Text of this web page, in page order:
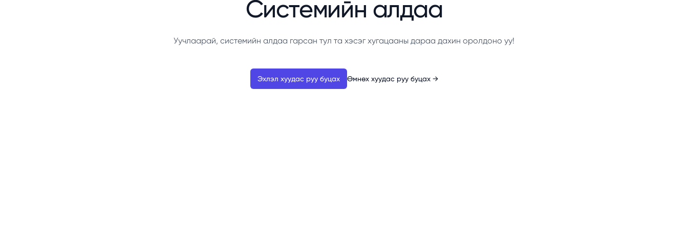
Системийн алдаа
Уучлаарай, системийн алдаа гарсан тул та хэсэг хугацааны дараа дахин оролдоно уу!
Эхлэл хуудас руу буцах Өмнөх хуудас руу буцах →